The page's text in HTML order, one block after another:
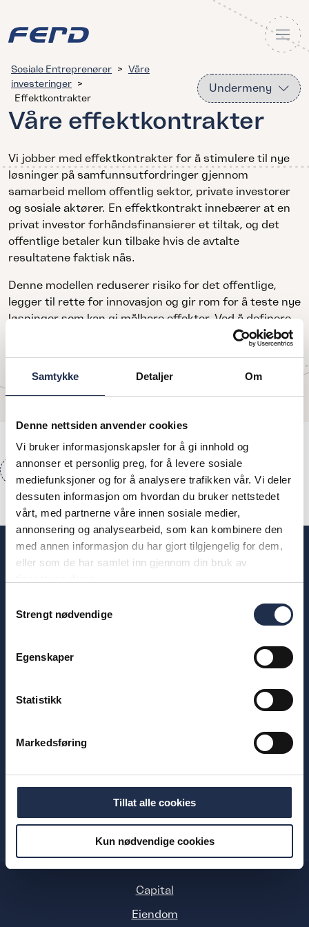
Samtykke Detaljer Om
Denne nettsiden anvender cookies
Vi bruker informasjonskapsler for å gi innhold og
annonser et personlig preg, for å levere sosiale
mediefunksjoner og for å analysere trafikken vår. Vi deler
dessuten informasjon om hvordan du bruker nettstedet
vårt, med partnerne våre innen sosiale medier,
annonsering og analysearbeid, som kan kombinere den
med annen informasjon du har gjort tilgjengelig for dem,
eller som de har samlet inn gjennom din bruk av
Strengt nødvendige
Egenskaper
Statistikk
Markedsføring
Tillat alle cookies
Kun nødvendige cookies
Undermeny
Sosiale Entreprenører > Våre
investeringer >
Effektkontrakter
Våre effektkontrakter
Vi jobber med effektkontrakter for å stimulere til nye
løsninger på samfunnsutfordringer gjennom
samarbeid mellom offentlig sektor, private investorer
og sosiale aktører. En effektkontrakt innebærer at en
privat investor forhåndsfinansierer et tiltak, og det
offentlige betaler kun tilbake hvis de avtalte
resultatene faktisk nås.
Denne modellen reduserer risiko for det offentlige,
legger til rette for innovasjon og gir rom for å teste nye
løsninger som kan gi målbare effekter. Ved å definere
behov, sette klare mål og sammen jobbe for konkrete
Load more
Capital
Eiendom